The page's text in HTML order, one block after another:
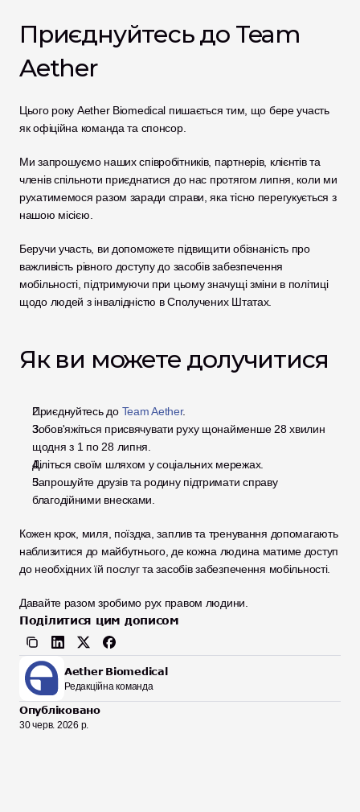
Приєднуйтесь до Team
Aether
Цього року Aether Biomedical пишається тим, що бере участь
як офіційна команда та спонсор.
Ми запрошуємо наших співробітників, партнерів, клієнтів та
членів спільноти приєднатися до нас протягом липня, коли ми
рухатимемося разом заради справи, яка тісно перегукується з
нашою місією.
Беручи участь, ви допоможете підвищити обізнаність про
важливість рівного доступу до засобів забезпечення
мобільності, підтримуючи при цьому значущі зміни в політиці
щодо людей з інвалідністю в Сполучених Штатах.
Як ви можете долучитися
Приєднуйтесь до Team Aether.
Зобов'яжіться присвячувати руху щонайменше 28 хвилин
щодня з 1 по 28 липня.
Діліться своїм шляхом у соціальних мережах.
Запрошуйте друзів та родину підтримати справу
благодійними внесками.
Кожен крок, миля, поїздка, заплив та тренування допомагають
наблизитися до майбутнього, де кожна людина матиме доступ
до необхідних їй послуг та засобів забезпечення мобільності.
Давайте разом зробимо рух правом людини.
Поділитися цим дописом
Aether Biomedical
Редакційна команда
Опубліковано
30 черв. 2026 р.